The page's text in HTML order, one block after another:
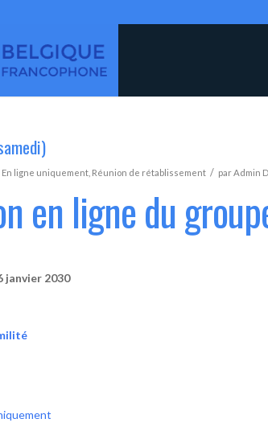
En ligne uniquement Réunion de rétablissement / parAdmin
en ligne du
janvier 2030